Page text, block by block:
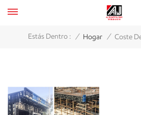
Estás Dentro : / Hogar / Coste